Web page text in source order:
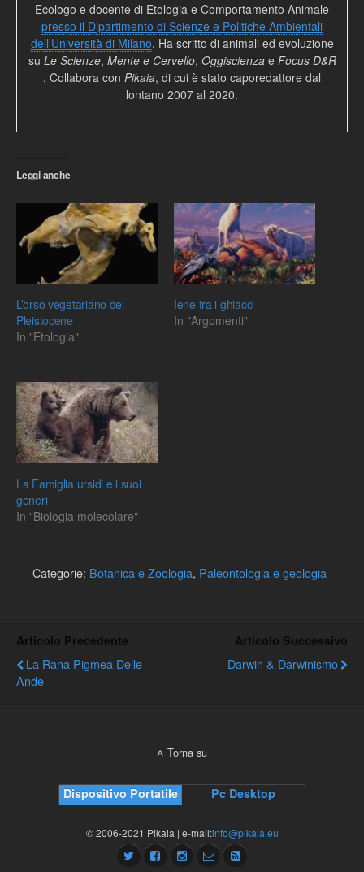
Ecologo e docente di Etologia e Comportamento Animale
presso il Dipartimento di Scienze e Politiche Ambientali
dell’Università di Milano. Ha scritto di animali ed evoluzione
su Le Scienze, Mente e Cervello, Oggiscienzae Focus D&R
. Collabora con Pikaia, di cui è stato caporedattore dal
lontano 2007 al 2020.
Leggi anche
L’orso vegetariano del
Pleistocene
In "Etologia"
Iene tra i ghiacci
In "Argomenti"
La Famiglia ursidi e i suoi
generi
In "Biologia molecolare"
Categorie: Botanica e Zoologia, Paleontologia e geologia
Articolo Precedente
La Rana Pigmea Delle
Ande
Articolo Successivo
Darwin & Darwinismo
Torna su
Dispositivo Portatile Pc Desktop
© 2006-2021 Pikaia | e-mail:info@pikaia.eu